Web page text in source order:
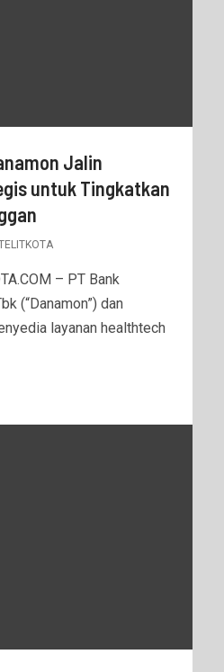
Jalin
untuk Tingkatkan
– PT Bank
(“Danamon”) dan
layanan healthtech